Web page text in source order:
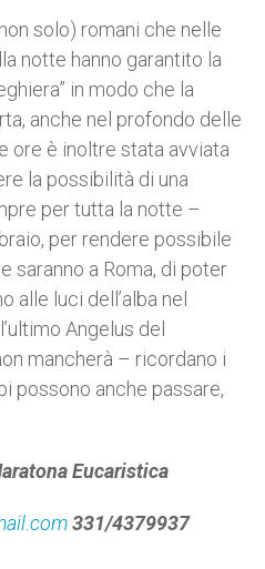
solo) romani che nelle
notte hanno garantito la
in modo che la
anche nel profondo delle
ore è inoltre stata avviata
la possibilità di una
per tutta la notte –
per rendere possibile
saranno a Roma, di poter
alle luci dell’alba nel
Angelus del
mancherà – ricordano i
possono anche passare,
Eucaristica
331/4379937